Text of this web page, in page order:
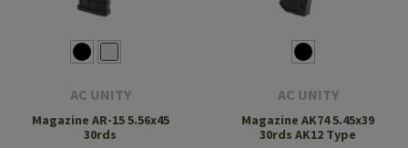
AC UNITY
Magazine AR-15 5.56x45
30rds
AC UNITY
Magazine AK74 5.45x39
30rds AK12 Type